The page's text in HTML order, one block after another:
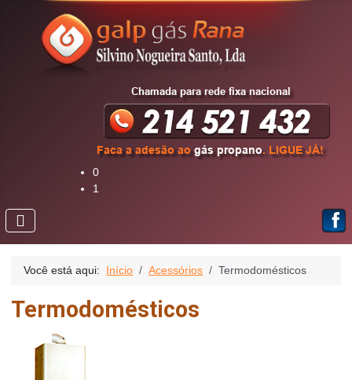
0
1
Você está aqui: Início Acessórios Termodomésticos
Termodomésticos